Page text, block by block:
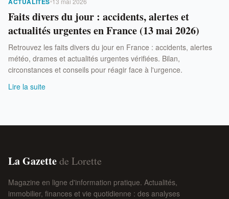
Faits divers du jour : accidents, alertes et
actualités urgentes en France (13 mai 2026)
Retrouvez les faits divers du jour en France : accidents, alertes
météo, drames et actualités urgentes vérifiées. Bilan,
circonstances et conseils pour réagir face à l'urgence.
Lire la suite
La Gazettede Lorette
Magazine en ligne d'information pratique. Actualités,
immobilier, finances et vie quotidienne : des analyses